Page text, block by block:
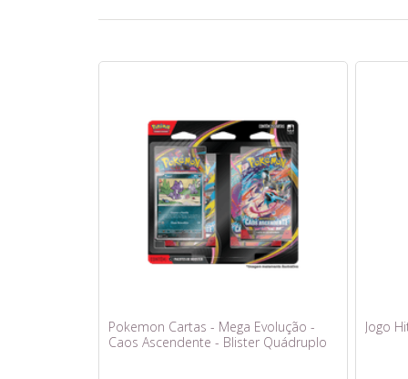
Pokemon Cartas - Mega Evolução -
Caos Ascendente - Blister Quádruplo
Jogo